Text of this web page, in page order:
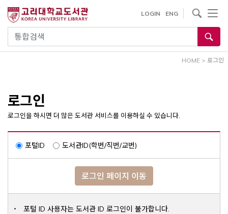
건
통합검색
LOGIN ENG
사이트내 검색
HOME > 로그인
로그인
로그인을 하시면 더 많은 도서관 서비스를 이용하실 수 있습니다.
포털ID 도서관ID(학번/직번/교번)
로그인 페이지 이동
포털 ID 사용자는 도서관 ID 로그인이 불가합니다.